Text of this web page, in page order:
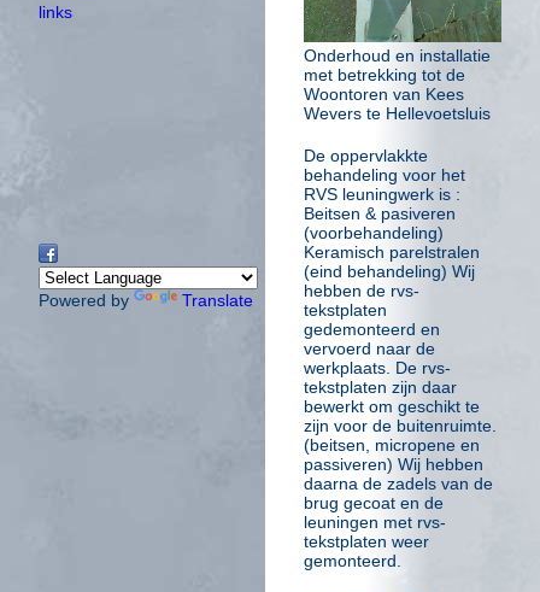
links
Powered by Translate
Onderhoud en installatie
met betrekking tot de
Woontoren van Kees
Wevers te Hellevoetsluis
De oppervlakkte
behandeling voor het
RVS leuningwerk is :
Beitsen & pasiveren
(voorbehandeling)
Keramisch parelstralen
(eind behandeling) Wij
hebben de rvs-
tekstplaten
gedemonteerd en
vervoerd naar de
werkplaats. De rvs-
tekstplaten zijn daar
bewerkt om geschikt te
zijn voor de buitenruimte.
(beitsen, micropene en
passiveren) Wij hebben
daarna de zadels van de
brug gecoat en de
leuningen met rvs-
tekstplaten weer
gemonteerd.